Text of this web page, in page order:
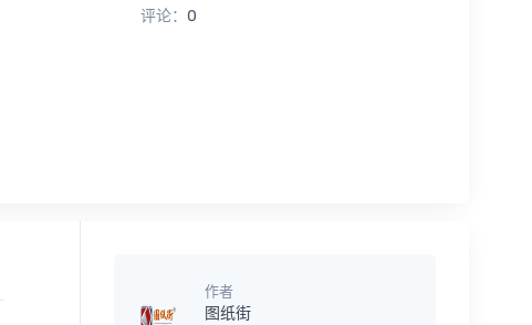
评论： 0
作者
图纸街